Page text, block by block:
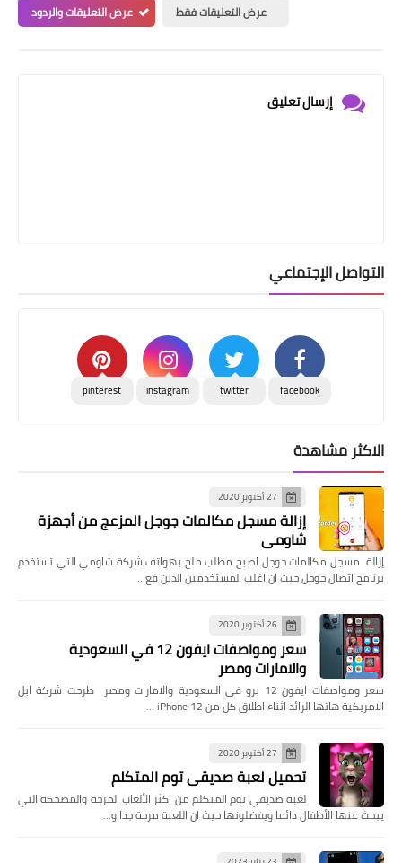
عرض التعليقات فقط
عرض التعليقات والردود
إرسال تعليق
التواصل الإجتماعي
facebook
twitter
instagram
pinterest
الاكثر مشاهدة
27 أكتوبر 2020
إزالة مسجل مكالمات جوجل المزعج من أجهزة
شاومي
إزالة مسجل مكالمات جوجل اصبح مطلب ملح بهواتف شركة شاومي التي تستخدم
برنامج اتصال جوجل حيث ان اغلب المستخدمين الذين فع…
26 أكتوبر 2020
سعر ومواصفات ايفون 12 في السعودية
والامارات ومصر
سعر ومواصفات ايفون 12 برو في السعودية والامارات ومصر طرحت شركة ابل
الامريكية هاتها الرائد اثناء اطلاق كل من iPhone 12 …
27 أكتوبر 2020
تحميل لعبة صديقي توم المتكلم
لعبة صديقي توم المتكلم من اكثر الألعاب المرحة والمضحكة التي
يبحث عنها الأطفال دائما ويفضلونها حيث ان اللعبة مرحة جدا و…